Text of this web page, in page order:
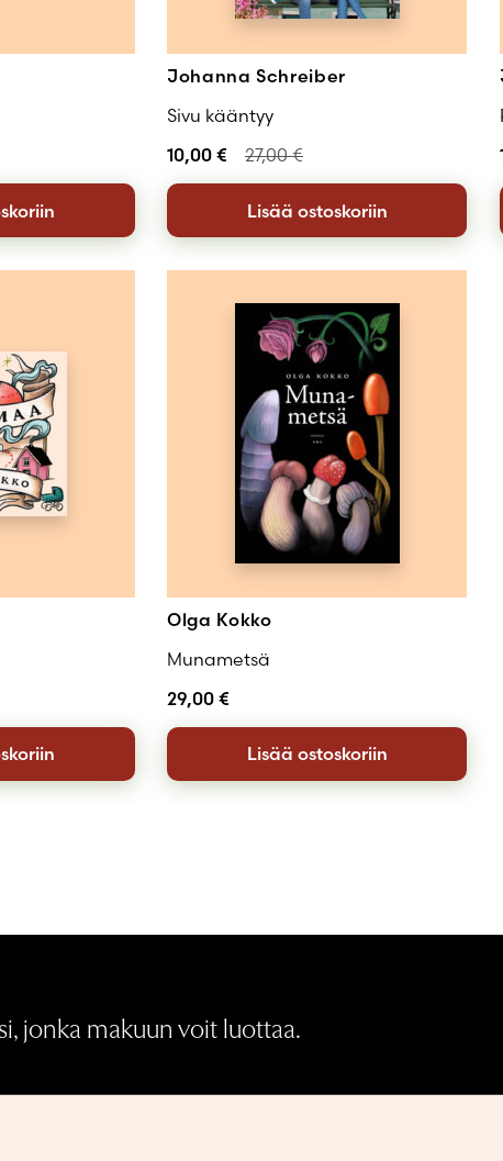
Johanna Schreiber
Sivu kääntyy
10,00€ 27,00€
Lisää ostoskoriin
Olga Kokko
Munametsä
29,00€
Lisää ostoskoriin
jonka makuun voit luottaa.